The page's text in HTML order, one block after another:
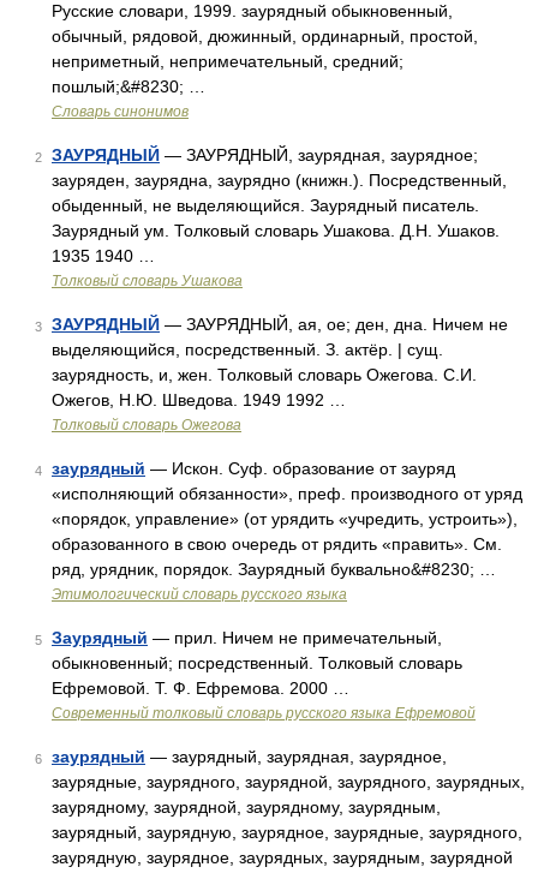
Русские словари, 1999. заурядный обыкновенный,
обычный, рядовой, дюжинный, ординарный, простой,
неприметный, непримечательный, средний;
пошлый;&#8230; …
Словарь синонимов
2 ЗАУРЯДНЫЙ — ЗАУРЯДНЫЙ, заурядная, заурядное;
зауряден, заурядна, заурядно (книжн.). Посредственный,
обыденный, не выделяющийся. Заурядный писатель.
Заурядный ум. Толковый словарь Ушакова. Д.Н. Ушаков.
1935 1940 …
Толковый словарь Ушакова
3 ЗАУРЯДНЫЙ — ЗАУРЯДНЫЙ, ая, ое; ден, дна. Ничем не
выделяющийся, посредственный. З. актёр. | сущ.
заурядность, и, жен. Толковый словарь Ожегова. С.И.
Ожегов, Н.Ю. Шведова. 1949 1992 …
Толковый словарь Ожегова
4 заурядный — Искон. Суф. образование от зауряд
«исполняющий обязанности», преф. производного от уряд
«порядок, управление» (от урядить «учредить, устроить»),
образованного в свою очередь от рядить «править». См.
ряд, урядник, порядок. Заурядный буквально&#8230; …
Этимологический словарь русского языка
5 Заурядный — прил. Ничем не примечательный,
обыкновенный; посредственный. Толковый словарь
Ефремовой. Т. Ф. Ефремова. 2000 …
Современный толковый словарь русского языка Ефремовой
6 заурядный — заурядный, заурядная, заурядное,
заурядные, заурядного, заурядной, заурядного, заурядных,
заурядному, заурядной, заурядному, заурядным,
заурядный, заурядную, заурядное, заурядные, заурядного,
заурядную, заурядное, заурядных, заурядным, заурядной